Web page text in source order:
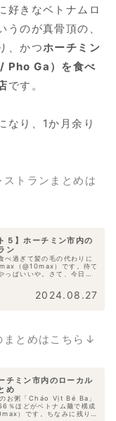
好きなベトナムロ
のが真骨頂の、
、かつホーチミン
Pho Ga）を食べ
です。
なり、1か月余り
トランまとめは
５】ホーチミン市内の
ン
べ過ぎて髪の毛の代わりに
（@10max）です。待て
っぱいいや。さて、今日は
2024.08.27
まとめはこちら↓
チミン市内のローカル
め
お粥「Cháo Vịt Bé Ba」
％ほどがベトナム麺で構成
）です。ちなみに残りの